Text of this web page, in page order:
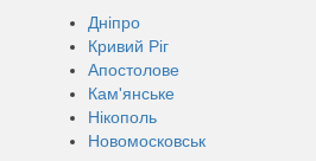
Дніпро
Кривий Ріг
Апостолове
Кам'янське
Нікополь
Новомосковськ